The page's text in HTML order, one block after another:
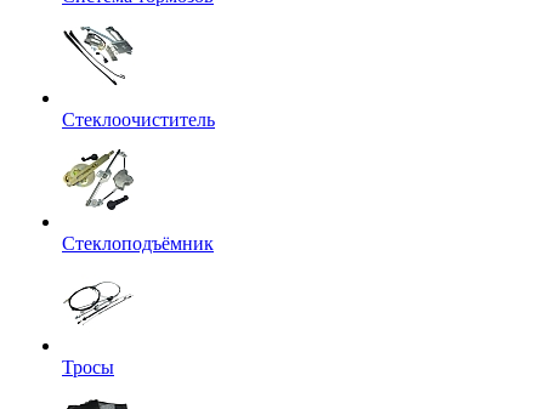
Стеклоочиститель
Стеклоподъёмник
Тросы